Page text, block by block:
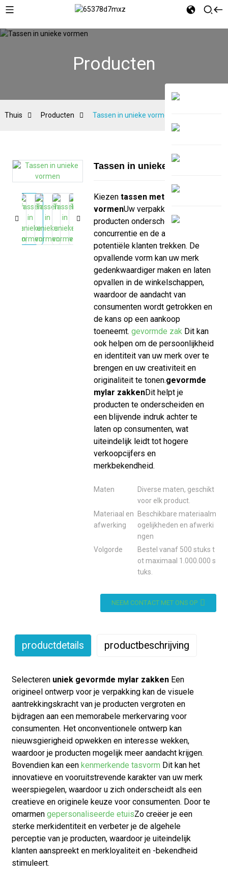
Producten
Thuis Producten Tassen in unieke vormen
Tassen in unieke vormen
Kiezen tassen met unieke
vormenUw verpakking kan uw
producten onderscheiden van de
concurrentie en de aandacht van
potentiële klanten trekken. De
opvallende vorm kan uw merk
gedenkwaardiger maken en laten
opvallen in de winkelschappen,
waardoor de aandacht van
consumenten wordt getrokken en
de kans op een aankoop
toeneemt. gevormde zakDit kan
ook helpen om de persoonlijkheid
en identiteit van uw merk over te
brengen en uw creativiteit en
originaliteit te tonen.gevormde
mylar zakkenDit helpt je
producten te onderscheiden en
een blijvende indruk achter te
laten op consumenten, wat
uiteindelijk leidt tot hogere
verkoopcijfers en
merkbekendheid.
Maten
Diverse maten, geschikt
voor elk product.
Materiaal en
afwerking
Beschikbare materiaalm
ogelijkheden en afwerki
ngen
Volgorde
Bestel vanaf 500 stuks t
ot maximaal 1.000.000 s
tuks.
NEEM CONTACT MET ONS OP
productdetails productbeschrijving
Selecteren uniek gevormde mylar zakkenEen
origineel ontwerp voor je verpakking kan de visuele
aantrekkingskracht van je producten vergroten en
bijdragen aan een memorabele merkervaring voor
consumenten. Het onconventionele ontwerp kan
nieuwsgierigheid opwekken en interesse wekken,
waardoor je producten mogelijk meer aandacht krijgen.
Bovendien kan een kenmerkende tasvorm Dit kan het
innovatieve en vooruitstrevende karakter van uw merk
weerspiegelen, waardoor u zich onderscheidt als een
creatieve en originele keuze voor consumenten. Door te
omarmen gepersonaliseerde etuisZo creëer je een
sterke merkidentiteit en verbeter je de algehele
perceptie van je producten, waardoor je uiteindelijk
klanten aanspreekt en merkloyaliteit en -bekendheid
stimuleert.